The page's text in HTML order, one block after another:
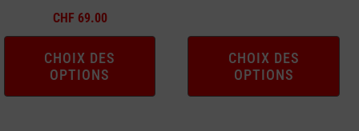
CHF 69.00
CHOIX DES
OPTIONS
produit
CHOIX DES
OPTIONS
produit